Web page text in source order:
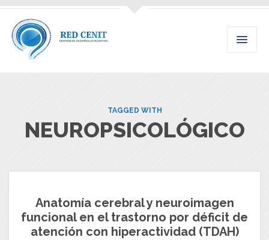
TAGGED WITH
NEUROPSICOLÓGICO
Anatomía cerebral y neuroimagen
funcional en el trastorno por déficit de
atención con hiperactividad (TDAH)